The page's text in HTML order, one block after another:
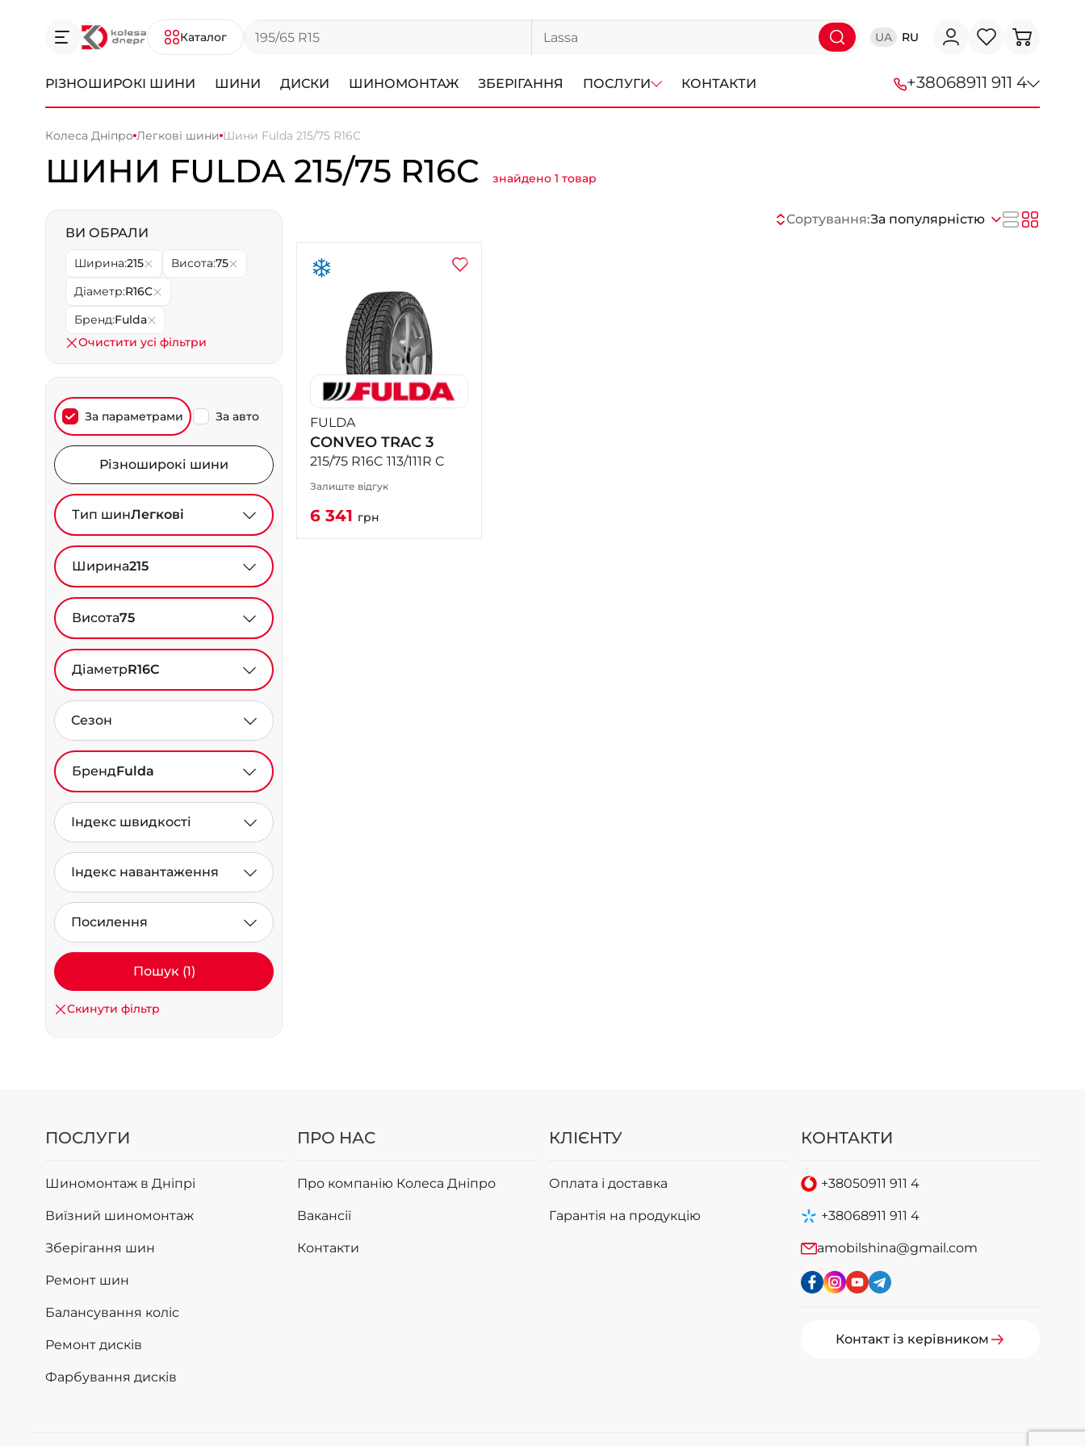
Каталог UA RU
РІЗНОШИРОКІ ШИНИ ШИНИ ДИСКИ ШИНОМОНТАЖ ЗБЕРІГАННЯ ПОСЛУГИ КОНТАКТИ +38068911 911 4
+38 (095) 276-44-44
Колеса Дніпро Легкові шини Шини Fulda 215/75 R16C
ШИНИ FULDA 215/75 R16C знайдено 1 товар
ВИ ОБРАЛИ
Ширина:215 Висота:75
Діаметр:R16C
Бренд:Fulda
Очистити усі фільтри
За параметрами За авто
Різноширокі шини
Тип шинЛегкові
Ширина215
Висота75
ДіаметрR16C
Сезон
БрендFulda
Індекс швидкості
Індекс навантаження
Посилення
Пошук (1)
Скинути фільтр
Сортування:За популярністю
FULDA
CONVEO TRAC 3
215/75 R16C 113/111R C
Залиште відгук
6 341 грн
ПОСЛУГИ
Шиномонтаж в Дніпрі
Виїзний шиномонтаж
Зберігання шин
Ремонт шин
Балансування коліс
Ремонт дисків
Фарбування дисків
ПРО НАС
Про компанію Колеса Дніпро
Вакансії
Контакти
КЛІЄНТУ
Оплата і доставка
Гарантія на продукцію
КОНТАКТИ
+38050911 911 4
+38068911 911 4
amobilshina@gmail.com
Контакт із керівником